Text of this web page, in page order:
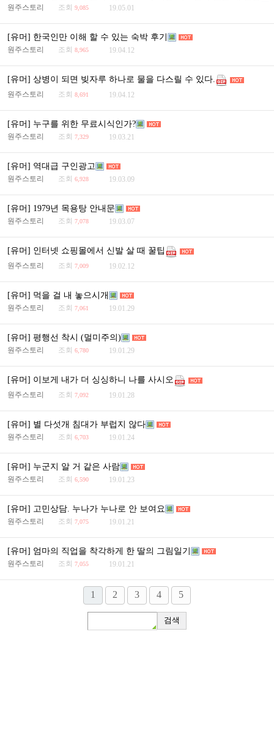
원주스토리 조회 9,085 19.05.01
[유머] 한국인만 이해 할 수 있는 숙박 후기
원주스토리 조회 8,965 19.04.12
[유머] 상병이 되면 빚자루 하나로 물을 다스릴 수 있다.
원주스토리 조회 8,691 19.04.12
[유머] 누구를 위한 무료시식인가?
원주스토리 조회 7,329 19.03.21
[유머] 역대급 구인광고
원주스토리 조회 6,928 19.03.09
[유머] 1979년 목용탕 안내문
원주스토리 조회 7,078 19.03.07
[유머] 인터넷 쇼핑몰에서 신발 살 때 꿀팁
원주스토리 조회 7,009 19.02.12
[유머] 먹을 걸 내 놓으시개
원주스토리 조회 7,061 19.01.29
[유머] 평행선 착시 (멀미주의)
원주스토리 조회 6,780 19.01.29
[유머] 이보게 내가 더 싱싱하니 나를 사시오
원주스토리 조회 7,092 19.01.28
[유머] 별 다섯개 침대가 부럽지 않다
원주스토리 조회 6,703 19.01.24
[유머] 누군지 알 거 같은 사람
원주스토리 조회 6,590 19.01.23
[유머] 고민상담. 누나가 누나로 안 보여요
원주스토리 조회 7,075 19.01.21
[유머] 엄마의 직업을 착각하게 한 딸의 그림일기
원주스토리 조회 7,055 19.01.21
1 2 3 4 5